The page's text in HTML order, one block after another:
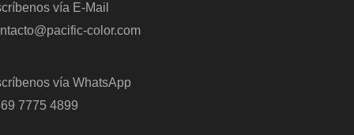
vía E-Mail
color.com
vía WhatsApp
7775 4899